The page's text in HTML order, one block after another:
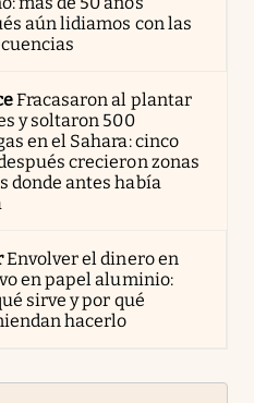
aún lidiamos con las
Fracasaron al plantar
y soltaron 500
en el Sahara: cinco
crecieron zonas
donde antes había
Envolver el dinero en
en papel aluminio:
sirve y por qué
hacerlo